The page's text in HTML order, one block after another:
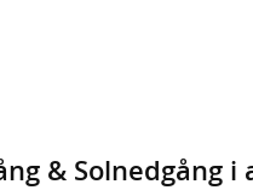
& Solnedgång i